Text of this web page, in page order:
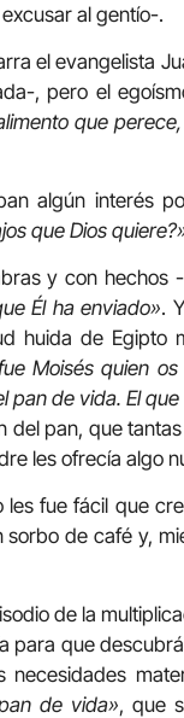
al gentío-.
el evangelista
, pero el
que
algún interés
que Dios
y con hechos
Él ha enviado».
huida de Egipto
Moisés quien
de vida. El
del pan, que
les ofrecía algo
fue fácil que
de café y,
de la
para que
de vida», que